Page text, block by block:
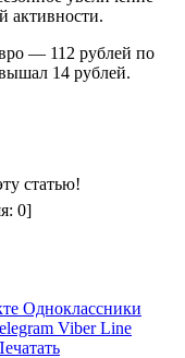
активности.
— 112 рублей по
14 рублей.
статью!
0]
Одноклассники
Viber Line